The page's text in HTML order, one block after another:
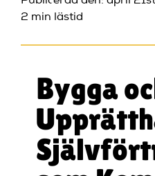
2 min lästid
Bygga